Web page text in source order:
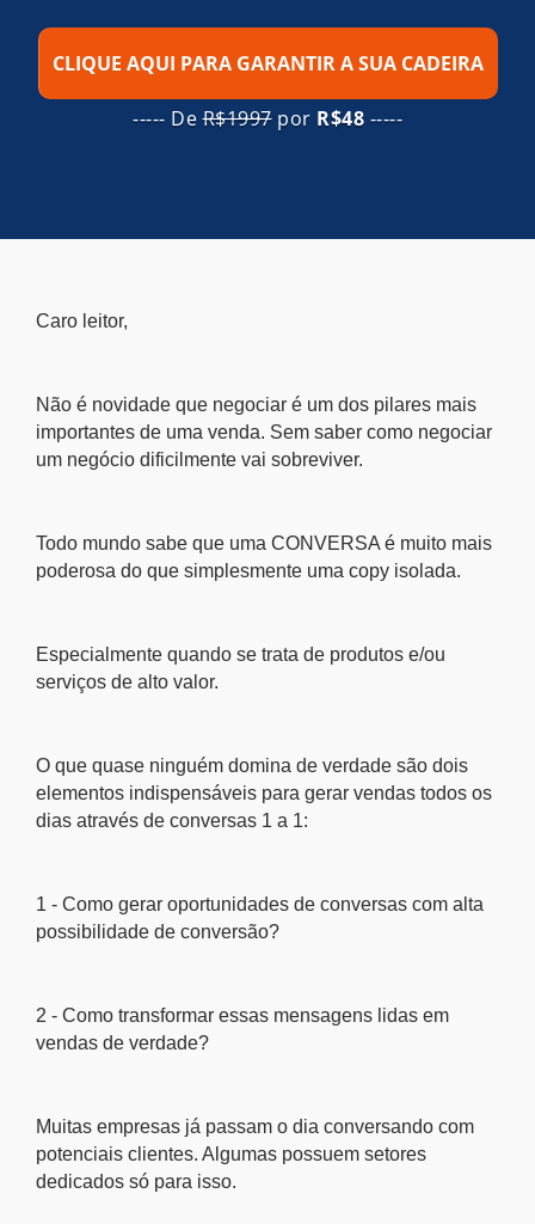
CLIQUE AQUI PARA GARANTIR A SUA CADEIRA
----- DeR$1997por R$48 -----
Caro leitor,
Não é novidade que negociar é um dos pilares mais
importantes de uma venda. Sem saber como negociar
um negócio dificilmente vai sobreviver.
Todo mundo sabe que uma CONVERSA é muito mais
poderosa do que simplesmente uma copy isolada.
Especialmente quando se trata de produtos e/ou
serviços de alto valor.
O que quase ninguém domina de verdade são dois
elementos indispensáveis para gerar vendas todos os
dias através de conversas 1 a 1:
1 - Como gerar oportunidades de conversas com alta
possibilidade de conversão?
2 - Como transformar essas mensagens lidas em
vendas de verdade?
Muitas empresas já passam o dia conversando com
potenciais clientes. Algumas possuem setores
dedicados só para isso.